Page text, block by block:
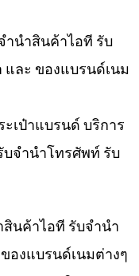
ำนำสินค้าไอที รับ
ละ ของแบรนด์เนม
เป๋าแบรนด์ บริการ
จำนำโทรศัพท์ รับ
สินค้าไอที รับจำนำ
องแบรนด์เนมต่างๆ